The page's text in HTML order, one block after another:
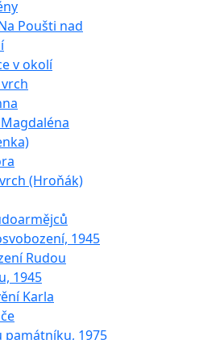
Poušti nad
v okolí
(Hroňák)
1945
Rudou
1945
Karla
památníku, 1975